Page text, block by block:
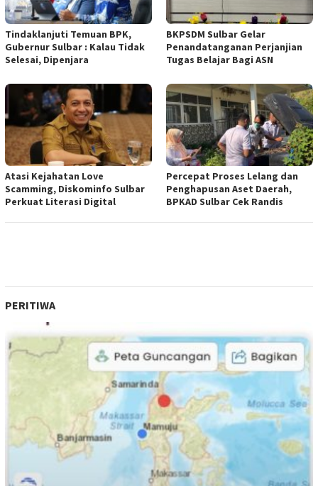
Tindaklanjuti Temuan BPK,
Gubernur Sulbar : Kalau Tidak
Selesai, Dipenjara
BKPSDM Sulbar Gelar
Penandatanganan Perjanjian
Tugas Belajar Bagi ASN
Atasi Kejahatan Love
Scamming, Diskominfo Sulbar
Perkuat Literasi Digital
Percepat Proses Lelang dan
Penghapusan Aset Daerah,
BPKAD Sulbar Cek Randis
PERITIWA